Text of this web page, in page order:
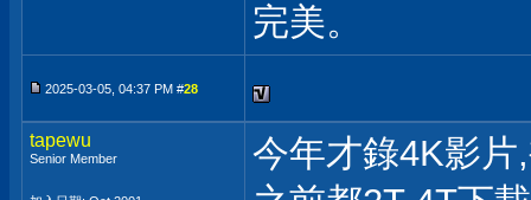
完美。
2025-03-05, 04:37 PM #28
tapewu
Senior Member
今年才錄4K影